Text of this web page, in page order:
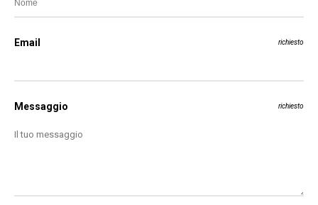
Email richiesto
Messaggio richiesto